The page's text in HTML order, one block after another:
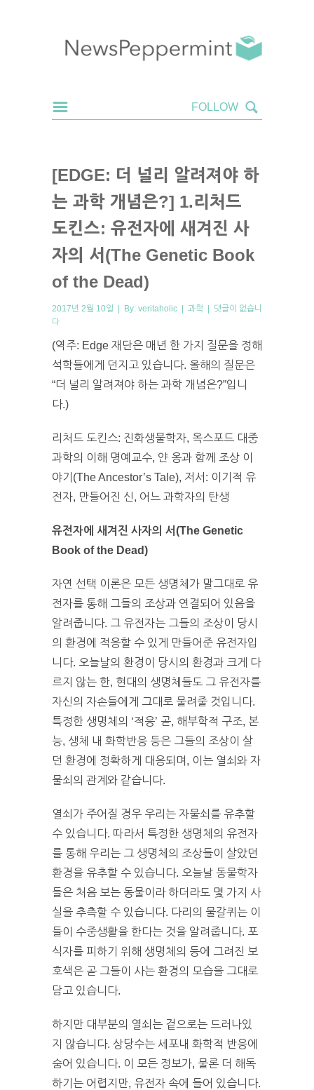
[EDGE: 더 널리 알려져야 하
는 과학 개념은?] 1.리처드
도킨스: 유전자에 새겨진 사
자의 서(The Genetic Book
of the Dead)
2017년 2월 10일 | By: veritaholic | 과학 | 댓글이 없습니
다
(역주: Edge 재단은 매년 한 가지 질문을 정해
석학들에게 던지고 있습니다. 올해의 질문은
“더 널리 알려져야 하는 과학 개념은?”입니
다.)
리처드 도킨스: 진화생물학자, 옥스포드 대중
과학의 이해 명예교수, 얀 옹과 함께 조상 이
야기(The Ancestor’s Tale), 저서: 이기적 유
전자, 만들어진 신, 어느 과학자의 탄생
유전자에 새겨진 사자의 서(The Genetic
Book of the Dead)
자연 선택 이론은 모든 생명체가 말그대로 유
전자를 통해 그들의 조상과 연결되어 있음을
알려줍니다. 그 유전자는 그들의 조상이 당시
의 환경에 적응할 수 있게 만들어준 유전자입
니다. 오늘날의 환경이 당시의 환경과 크게 다
르지 않는 한, 현대의 생명체들도 그 유전자를
자신의 자손들에게 그대로 물려줄 것입니다.
특정한 생명체의 ‘적응’ 곧, 해부학적 구조, 본
능, 생체 내 화학반응 등은 그들의 조상이 살
던 환경에 정확하게 대응되며, 이는 열쇠와 자
물쇠의 관계와 같습니다.
열쇠가 주어질 경우 우리는 자물쇠를 유추할
수 있습니다. 따라서 특정한 생명체의 유전자
를 통해 우리는 그 생명체의 조상들이 살았던
환경을 유추할 수 있습니다. 오늘날 동물학자
들은 처음 보는 동물이라 하더라도 몇 가지 사
실을 추측할 수 있습니다. 다리의 물갈퀴는 이
들이 수중생활을 한다는 것을 알려줍니다. 포
식자를 피하기 위해 생명체의 등에 그려진 보
호색은 곧 그들이 사는 환경의 모습을 그대로
담고 있습니다.
하지만 대부분의 열쇠는 겉으로는 드러나있
지 않습니다. 상당수는 세포내 화학적 반응에
숨어 있습니다. 이 모든 정보가, 물론 더 해독
하기는 어렵지만, 유전자 속에 들어 있습니다.